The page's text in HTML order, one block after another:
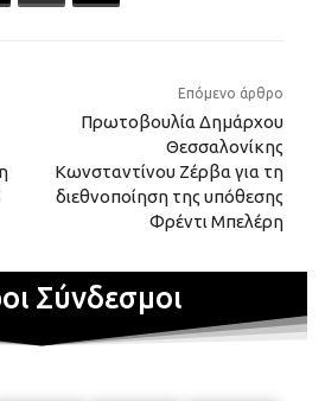
Επόμενο άρθρο
Πρωτοβουλία Δημάρχου
Θεσσαλονίκης
Κωνσταντίνου Ζέρβα για τη
διεθνοποίηση της υπόθεσης
Φρέντι Μπελέρη
Σύνδεσμοι